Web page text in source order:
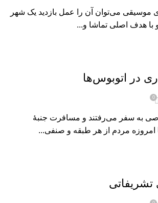
می‌توان آن را عمل بازدید یک شهر
با هدف اصلی تماشا و...
در اتوبوس‌ها
0
به سفر می‌رفتند و مسافرت جنبۀ
امروزه مردم از هر طبقه و صنفی...
تشريفاتی